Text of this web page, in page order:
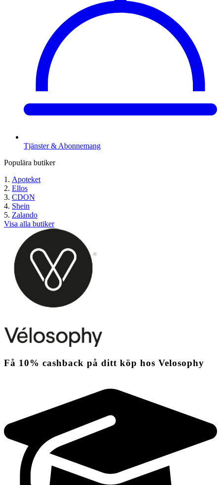
Tjänster & Abonnemang
Populära butiker
Apoteket
Ellos
CDON
Shein
Zalando
Visa alla butiker
Få 10% cashback på ditt köp hos Velosophy